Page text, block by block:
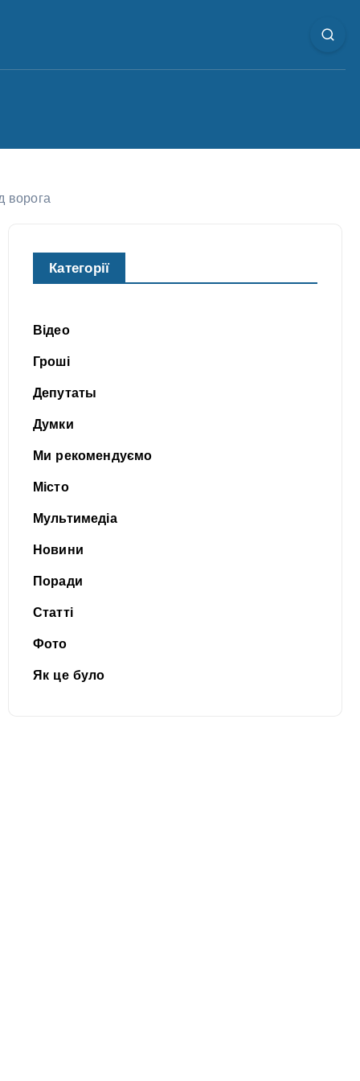
ворога
Категорії
Відео
Гроші
Депутаты
Думки
Ми рекомендуємо
Місто
Мультимедіа
Новини
Поради
Статті
Фото
Як це було